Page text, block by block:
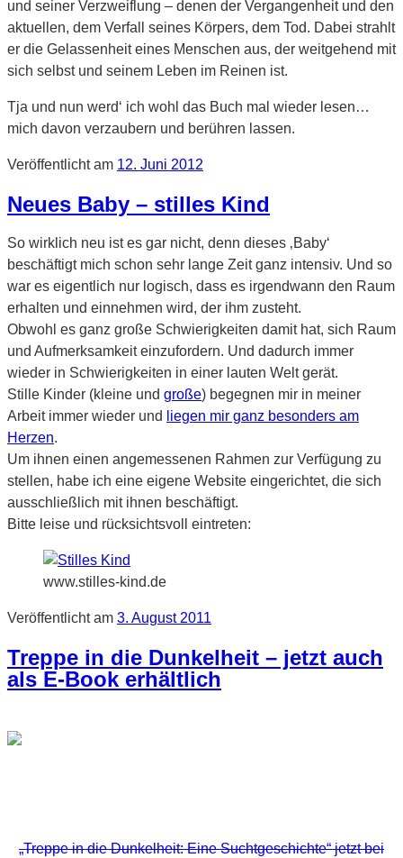
und seiner Verzweiflung – denen der Vergangenheit und den
aktuellen, dem Verfall seines Körpers, dem Tod. Dabei strahlt
er die Gelassenheit eines Menschen aus, der weitgehend mit
sich selbst und seinem Leben im Reinen ist.
Tja und nun werd‘ ich wohl das Buch mal wieder lesen…
mich davon verzaubern und berühren lassen.
Veröffentlicht am 12. Juni 2012
Neues Baby – stilles Kind
So wirklich neu ist es gar nicht, denn dieses ‚Baby‘
beschäftigt mich schon sehr lange Zeit ganz intensiv. Und so
war es eigentlich nur logisch, dass es irgendwann den Raum
erhalten und einnehmen wird, der ihm zusteht.
Obwohl es ganz große Schwierigkeiten damit hat, sich Raum
und Aufmerksamkeit einzufordern. Und dadurch immer
wieder in Schwierigkeiten in einer lauten Welt gerät.
Stille Kinder (kleine und große) begegnen mir in meiner
Arbeit immer wieder und
liegen mir ganz besonders am
Herzen.
Um ihnen einen angemessenen Rahmen zur Verfügung zu
stellen, habe ich eine eigene Website eingerichtet, die sich
ausschließlich mit ihnen beschäftigt.
Bitte leise und rücksichtsvoll eintreten:
www.stilles-kind.de
Veröffentlicht am 3. August 2011
Treppe in die Dunkelheit – jetzt auch
als E-Book erhältlich
„Treppe in die Dunkelheit: Eine Suchtgeschichte“ jetzt bei